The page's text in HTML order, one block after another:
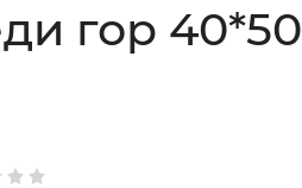
гор 40*50